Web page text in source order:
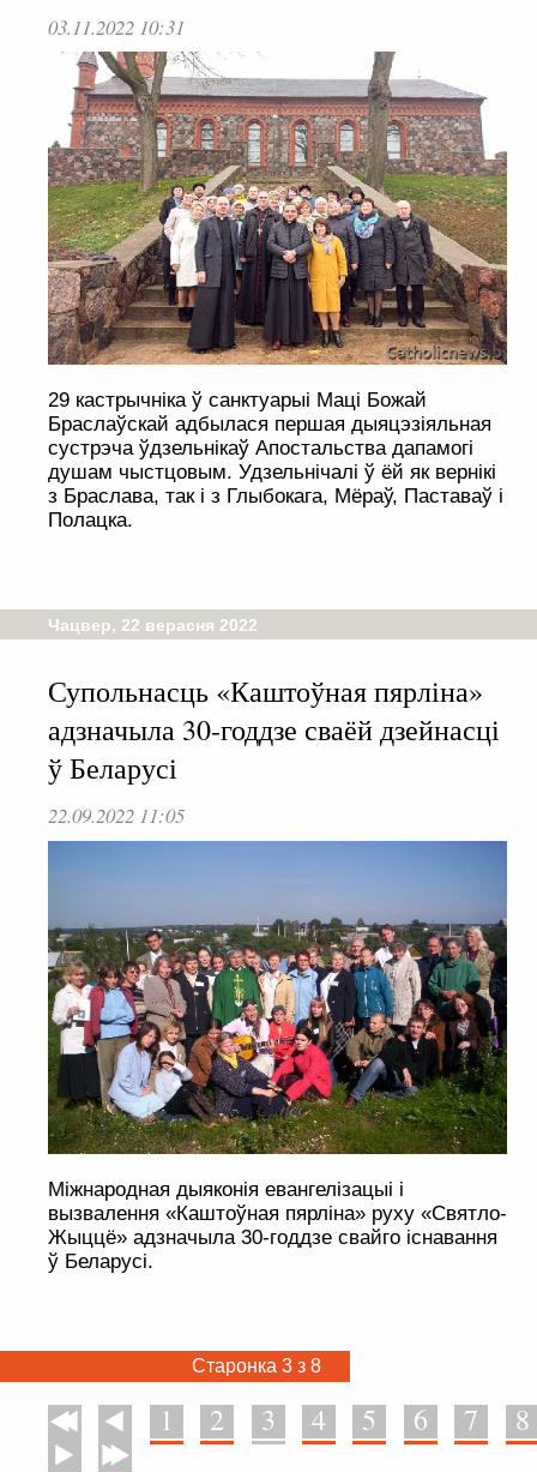
03.11.2022 10:31
29 кастрычніка ў санктуарыі Маці Божай
Браслаўскай адбылася першая дыяцэзіяльная
сустрэча ўдзельнікаў Апостальства дапамогі
душам чыстцовым. Удзельнічалі ў ёй як вернікі
з Браслава, так і з Глыбокага, Мёраў, Паставаў і
Полацка.
Чацвер, 22 верасня 2022
Супольнасць «Каштоўная пярліна»
адзначыла 30-годдзе сваёй дзейнасці
ў Беларусі
22.09.2022 11:05
Міжнародная дыяконія евангелізацыі і
вызвалення «Каштоўная пярліна» руху «Святло-
Жыццё» адзначыла 30-годдзе свайго існавання
ў Беларусі.
Старонка 3 з 8
1 2 3 4 5 6 7 8